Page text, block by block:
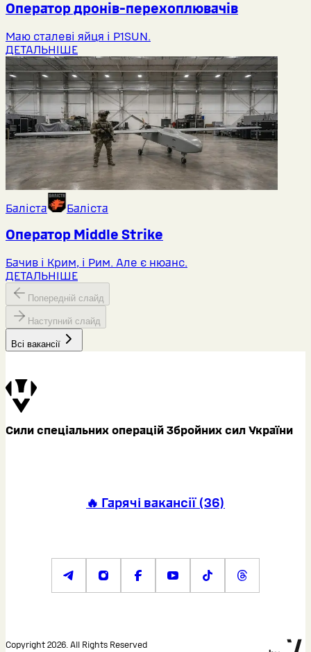
Оператор дронів-перехоплювачів
Маю сталеві яйця і P1SUN.
ДЕТАЛЬНІШЕ
Баліста Баліста
Оператор Middlе Strike
Бачив і Крим, і Рим. Але є нюанс.
ДЕТАЛЬНІШЕ
Попередній слайд
Наступний слайд
Всі вакансії
Сили спеціальних операцій Збройних сил України
🔥 Гарячі вакансії(36)
Copyright 2026. All Rights Reserved